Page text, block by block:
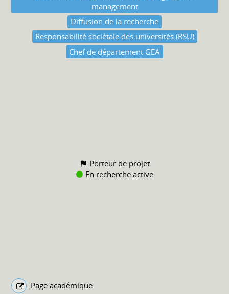
management
Diffusion de la recherche
Responsabilité sociétale des universités (RSU)
Chef de département GEA
Porteur de projet
En recherche active
Page académique